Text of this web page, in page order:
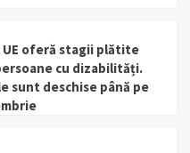
UE oferă stagii plătite
cu dizabilități.
sunt deschise până pe